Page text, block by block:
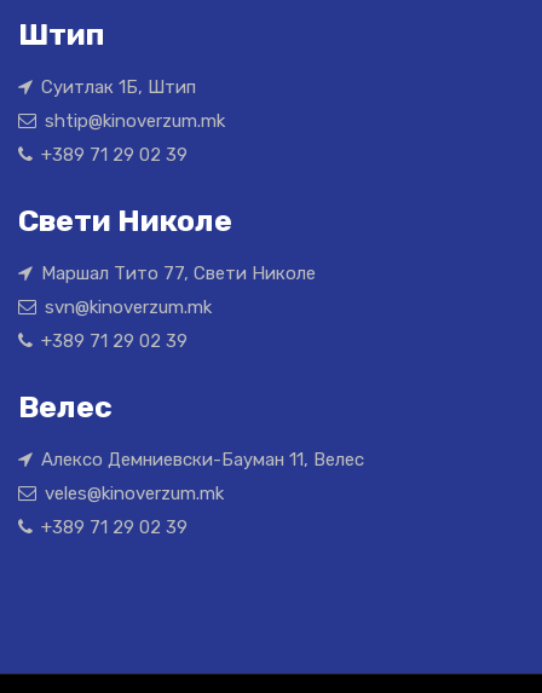
Штип
Суитлак 1Б, Штип
shtip@kinoverzum.mk
+389 71 29 02 39
Свети Николе
Маршал Тито 77, Свети Николе
svn@kinoverzum.mk
+389 71 29 02 39
Велес
Алексо Демниевски-Бауман 11, Велес
veles@kinoverzum.mk
+389 71 29 02 39